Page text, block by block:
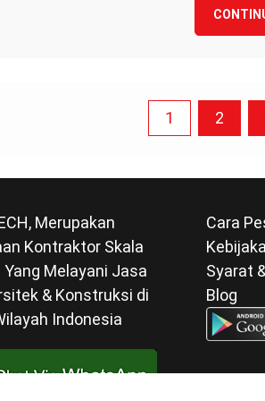
1 2
Merupakan
Kontraktor Skala
Yang Melayani Jasa
& Konstruksi di
Indonesia
Cara
Syarat
Blog